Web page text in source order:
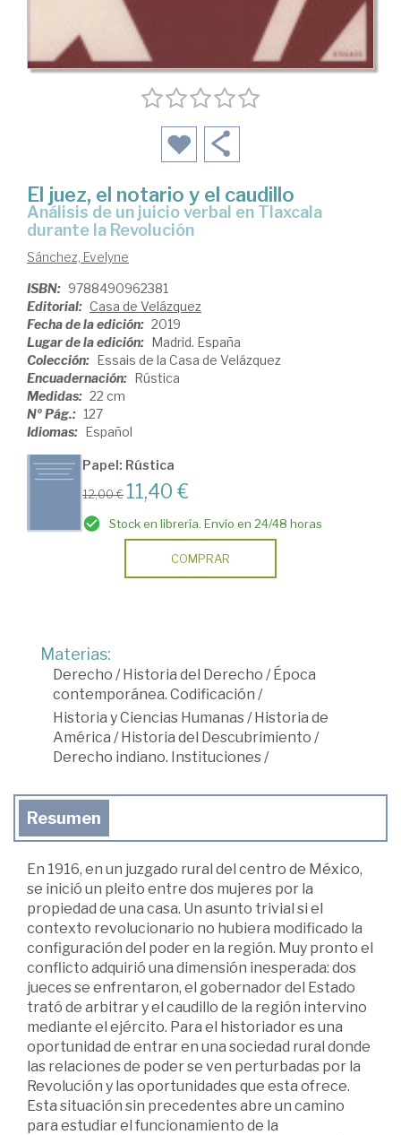
El juez, el notario y el caudillo
Análisis de un juicio verbal en Tlaxcala
durante la Revolución
Sánchez, Evelyne
ISBN: 9788490962381
Editorial: Casa de Velázquez
Fecha de la edición: 2019
Lugar de la edición: Madrid. España
Colección: Essais de la Casa de Velázquez
Encuadernación: Rústica
Medidas: 22 cm
Nº Pág.: 127
Idiomas: Español
Papel: Rústica
12,00 € 11,40 €
Stock en librería. Envío en 24/48 horas
COMPRAR
Materias:
Derecho /Historia del Derecho /Época
contemporánea. Codificación /
Historia y Ciencias Humanas/Historia de
América /Historia del Descubrimiento /
Derecho indiano. Instituciones/
Resumen
En 1916, en un juzgado rural del centro de México,
se inició un pleito entre dos mujeres por la
propiedad de una casa. Un asunto trivial si el
contexto revolucionario no hubiera modificado la
configuración del poder en la región. Muy pronto el
conflicto adquirió una dimensión inesperada: dos
jueces se enfrentaron, el gobernador del Estado
trató de arbitrar y el caudillo de la región intervino
mediante el ejército. Para el historiador es una
oportunidad de entrar en una sociedad rural donde
las relaciones de poder se ven perturbadas por la
Revolución y las oportunidades que esta ofrece.
Esta situación sin precedentes abre un camino
para estudiar el funcionamiento de la